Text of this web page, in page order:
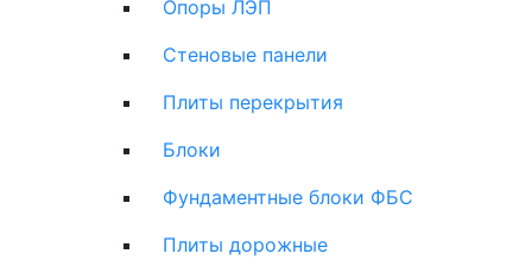
Опоры ЛЭП
Стеновые панели
Плиты перекрытия
Блоки
Фундаментные блоки ФБС
Плиты дорожные